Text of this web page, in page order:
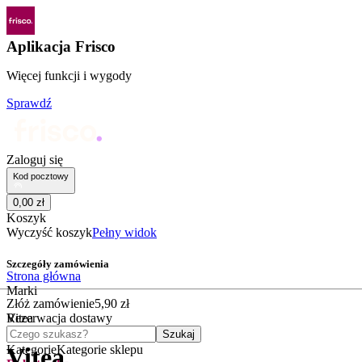
Aplikacja Frisco
Więcej funkcji i wygody
Sprawdź
Zaloguj się
Kod pocztowy
0,00 zł
Koszyk
Wyczyść koszykPełny widok
Szczegóły zamówienia
Złóż zamówienie5,90 zł
Rezerwacja dostawy
Czego szukasz?
Szukaj
KategorieKategorie sklepu
Strona główna
Marki
Vitea